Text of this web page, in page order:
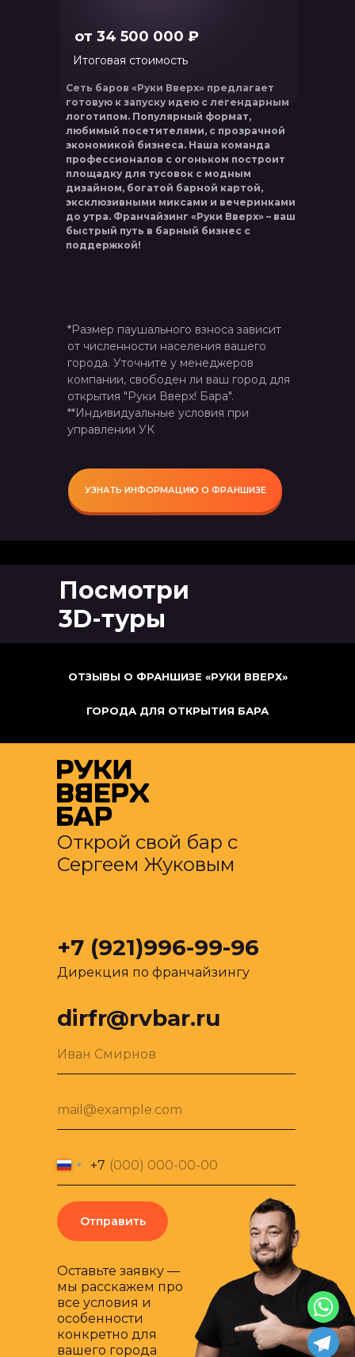
*Размер паушального взноса зависит
от численности населения вашего
города. Уточните у менеджеров
компании, свободен ли ваш город для
открытия "Руки Вверх! Бара".
**Индивидуальные условия при
управлении УК
Сеть баров «Руки Вверх» предлагает
готовую к запуску идею с легендарным
логотипом. Популярный формат,
любимый посетителями, с прозрачной
экономикой бизнеса. Наша команда
профессионалов с огоньком построит
площадку для тусовок с модным
дизайном, богатой барной картой,
эксклюзивными миксами и вечеринками
до утра. Франчайзинг «Руки Вверх» – ваш
быстрый путь в барный бизнес с
поддержкой!
Итоговая стоимость
от 34 500 000 ₽
УЗНАТЬ ИНФОРМАЦИЮ О ФРАНШИЗЕ
Посмотри
3D-туры
ОТЗЫВЫ О ФРАНШИЗЕ «РУКИ ВВЕРХ»
ГОРОДА ДЛЯ ОТКРЫТИЯ БАРА
Открой свой бар с
Сергеем Жуковым
+7 (921)996-99-96
dirfr@rvbar.ru
Иван Смирнов
mail@example.com
+7
Отправить
Оставьте заявку —
мы расскажем про
все условия и
особенности
конкретно для
вашего города
Дирекция по франчайзингу